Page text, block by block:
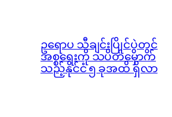
ဥရောပ သီချင်းပြိုင်ပွဲတွင်
အစ္စရေးကို သပိတ်မှောက်
သည့်နိုင်ငံ ၅ ခုအထိ ရှိလာ